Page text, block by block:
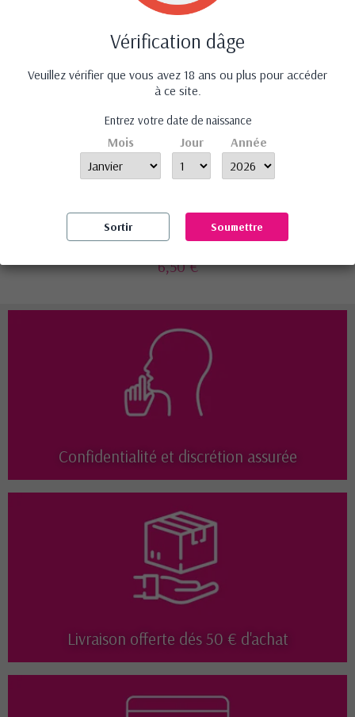
Mini bougie de massage
Vanille
6,50 €
Confidentialité et discrétion assurée
Livraison offerte dés 50 € d'achat
Vérification dâge
Veuillez vérifier que vous avez 18 ans ou plus pour accéder
à ce site.
Entrez votre date de naissance
Mois Jour Année
Sortir Soumettre